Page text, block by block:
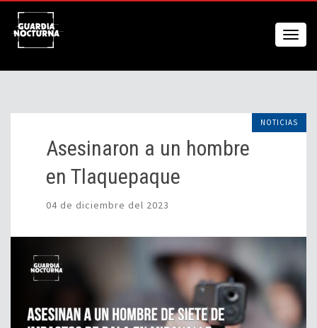
NOTICIAS
Asesinaron a un hombre
en Tlaquepaque
04 de diciembre del 2023